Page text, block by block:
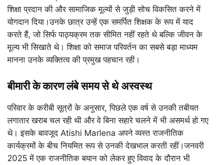
शिक्षा प्रदान की और सामाजिक मूल्यों से जुड़ी सोच विकसित करने में
योगदान दिया।उनके छात्र उन्हें एक समर्पित शिक्षक के रूप में याद
करते हैं, जो सिर्फ पाठ्यक्रम तक सीमित नहीं रहते थे बल्कि जीवन के
मूल्य भी सिखाते थे। शिक्षा को समाज परिवर्तन का सबसे बड़ा माध्यम
मानना उनके व्यक्तित्व की प्रमुख पहचान रही।
बीमारी के कारण लंबे समय से थे अस्वस्थ
परिवार के करीबी सूत्रों के अनुसार, पिछले एक वर्ष से उनकी तबीयत
लगातार खराब चल रही थी और वे बिना सहारे चलने में भी असमर्थ हो गए
थे। इसके बावजूद Atishi Marlena अपने व्यस्त राजनीतिक
कार्यक्रमों के बीच नियमित रूप से उनकी देखभाल करती रहीं।जनवरी
2025 में एक राजनीतिक बयान को लेकर हुए विवाद के दौरान भी